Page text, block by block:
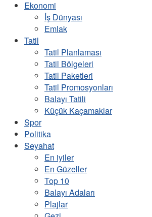
Ekonomi
İş Dünyası
Emlak
Tatil
Tatil Planlaması
Tatil Bölgeleri
Tatil Paketleri
Tatil Promosyonları
Balayı Tatili
Küçük Kaçamaklar
Spor
Politika
Seyahat
En iyiler
En Güzeller
Top 10
Balayı Adaları
Plajlar